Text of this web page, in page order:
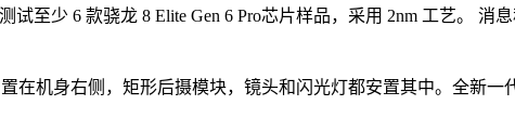
至少 6 款骁龙 8 Elite Gen 6 Pro芯片样品，采用 2nm 工艺。 消
在机身右侧，矩形后摄模块，镜头和闪光灯都安置其中。全新一